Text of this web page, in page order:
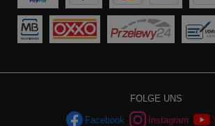
FOLGE UNS
Facebook Instagram